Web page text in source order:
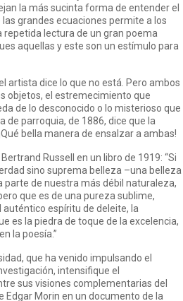
la más sucinta forma de entender el
grandes ecuaciones permite a los
lectura de un gran poema
aquellas y este son un estímulo para
artista dice lo que no está. Pero ambos
objetos, el estremecimiento que
de lo desconocido o lo misterioso que
de parroquia, de 1886, dice que la
bella manera de ensalzar a ambas!
Russell en un libro de 1919: “Si
sino suprema belleza –una belleza
parte de nuestra más débil naturaleza,
que es de una pureza sublime,
espíritu de deleite, la
es la piedra de toque de la excelencia,
la poesía.”
que ha venido impulsando el
intensifique el
sus visiones complementarias del
Edgar Morin en un documento de la